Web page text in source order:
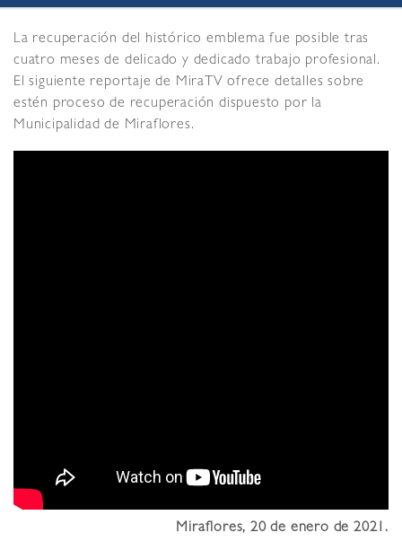
La recuperación del histórico emblema fue posible tras
cuatro meses de delicado y dedicado trabajo profesional.
El siguiente reportaje de MiraTV ofrece detalles sobre
estén proceso de recuperación dispuesto por la
Municipalidad de Miraflores.
Miraflores, 20 de enero de 2021.